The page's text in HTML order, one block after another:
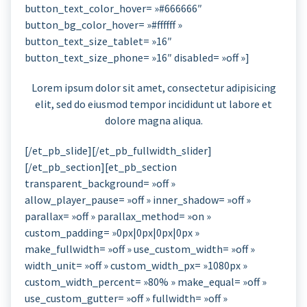
button_text_color_hover= »#666666″
button_bg_color_hover= »#ffffff »
button_text_size_tablet= »16″
button_text_size_phone= »16″ disabled= »off »]
Lorem ipsum dolor sit amet, consectetur adipisicing
elit, sed do eiusmod tempor incididunt ut labore et
dolore magna aliqua.
[/et_pb_slide][/et_pb_fullwidth_slider]
[/et_pb_section][et_pb_section
transparent_background= »off »
allow_player_pause= »off » inner_shadow= »off »
parallax= »off » parallax_method= »on »
custom_padding= »0px|0px|0px|0px »
make_fullwidth= »off » use_custom_width= »off »
width_unit= »off » custom_width_px= »1080px »
custom_width_percent= »80% » make_equal= »off »
use_custom_gutter= »off » fullwidth= »off »